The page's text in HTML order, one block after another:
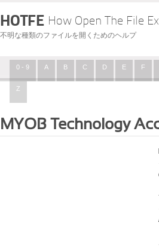
HOTFE How Open The File
不明な種類のファイルを開くためのヘルプ
0 - 9 A B C D E F
Z
MYOB Technology